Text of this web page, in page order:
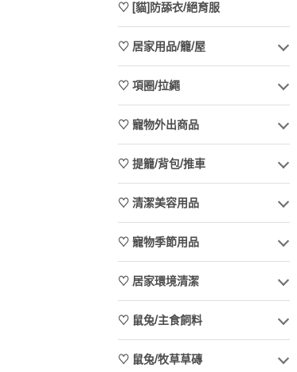
♡ [貓]防舔衣/絕育服
♡ 居家用品/籠/屋
♡ 項圈/拉繩
♡ 寵物外出商品
♡ 提籠/背包/推車
♡ 清潔美容用品
♡ 寵物季節用品
♡ 居家環境清潔
♡ 鼠兔/主食飼料
♡ 鼠兔/牧草草磚